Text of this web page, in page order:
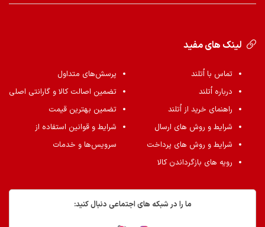
لینک های مفید
تماس با اُتلند
درباره اُتلند
راهنمای خرید از اُتلند
شرایط و روش های ارسال
شرایط و روش های پرداخت
رویه های بازگرداندن کالا
پرسش‌های متداول
تضمین اصالت کالا و گارانتی اصلی
تضمین بهترین قیمت
شرایط و قوانین استفاده از
سرویس‌ها و خدمات
ما را در شبکه های اجتماعی دنبال کنید: